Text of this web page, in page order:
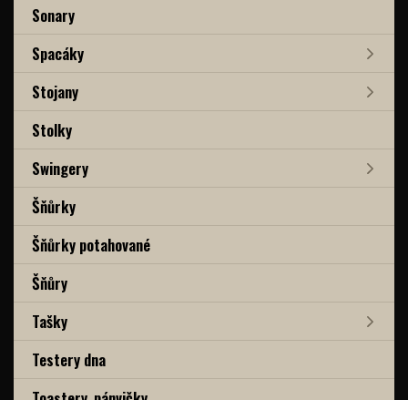
Sonary
Spacáky
Stojany
Stolky
Swingery
Šňůrky
Šňůrky potahované
Šňůry
Tašky
Testery dna